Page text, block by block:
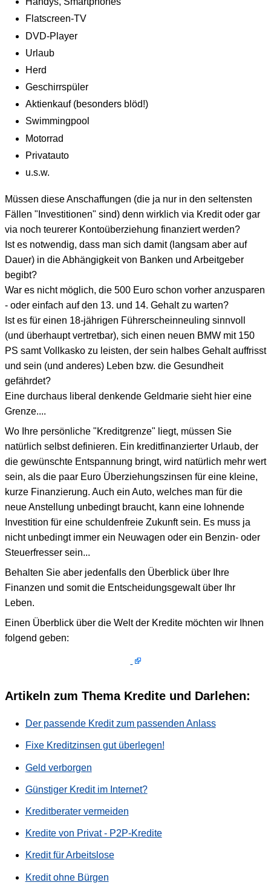
Flatscreen-TV
DVD-Player
Urlaub
Herd
Geschirrspüler
Aktienkauf (besonders blöd!)
Swimmingpool
Motorrad
Privatauto
u.s.w.
Müssen diese Anschaffungen (die ja nur in den seltensten
Fällen "Investitionen" sind) denn wirklich via Kredit oder gar
via noch teurerer Kontoüberziehung finanziert werden?
Ist es notwendig, dass man sich damit (langsam aber auf
Dauer) in die Abhängigkeit von Banken und Arbeitgeber
begibt?
War es nicht möglich, die 500 Euro schon vorher anzusparen
- oder einfach auf den 13. und 14. Gehalt zu warten?
Ist es für einen 18-jährigen Führerscheinneuling sinnvoll
(und überhaupt vertretbar), sich einen neuen BMW mit 150
PS samt Vollkasko zu leisten, der sein halbes Gehalt auffrisst
und sein (und anderes) Leben bzw. die Gesundheit
gefährdet?
Eine durchaus liberal denkende Geldmarie sieht hier eine
Grenze....
Wo Ihre persönliche "Kreditgrenze" liegt, müssen Sie
natürlich selbst definieren. Ein kreditfinanzierter Urlaub, der
die gewünschte Entspannung bringt, wird natürlich mehr wert
sein, als die paar Euro Überziehungszinsen für eine kleine,
kurze Finanzierung. Auch ein Auto, welches man für die
neue Anstellung unbedingt braucht, kann eine lohnende
Investition für eine schuldenfreie Zukunft sein. Es muss ja
nicht unbedingt immer ein Neuwagen oder ein Benzin- oder
Steuerfresser sein...
Behalten Sie aber jedenfalls den Überblick über Ihre
Finanzen und somit die Entscheidungsgewalt über Ihr
Leben.
Einen Überblick über die Welt der Kredite möchten wir Ihnen
folgend geben:
Artikeln zum Thema Kredite und Darlehen:
Der passende Kredit zum passenden Anlass
Fixe Kreditzinsen gut überlegen!
Geld verborgen
Günstiger Kredit im Internet?
Kreditberater vermeiden
Kredite von Privat - P2P-Kredite
Kredit für Arbeitslose
Kredit ohne Bürgen